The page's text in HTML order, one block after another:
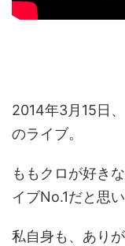
2014年3月15日
のライブ。
ももクロが好き
イブNo.1だと思い
私自身も、あり